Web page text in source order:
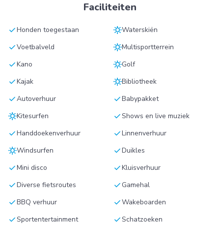
Faciliteiten
checkHonden toegestaan sunnyWaterskiën
checkVoetbalveld sunnyMultisportterrein
checkKano sunnyGolf
checkKajak sunnyBibliotheek
checkAutoverhuur checkBabypakket
sunnyKitesurfen checkShows en live muziek
checkHanddoekenverhuur checkLinnenverhuur
sunnyWindsurfen checkDuikles
checkMini disco checkKluisverhuur
checkDiverse fietsroutes check Gamehal
checkBBQ verhuur checkWakeboarden
checkSportentertainment checkSchatzoeken